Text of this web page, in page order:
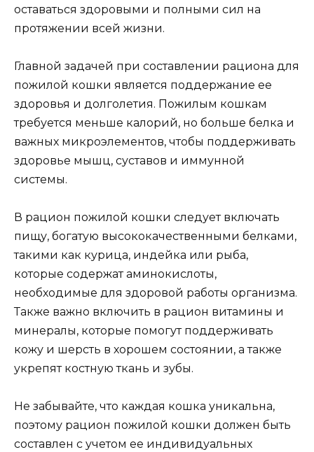
оставаться здоровыми и полными сил на
протяжении всей жизни.
Главной задачей при составлении рациона для
пожилой кошки является поддержание ее
здоровья и долголетия. Пожилым кошкам
требуется меньше калорий, но больше белка и
важных микроэлементов, чтобы поддерживать
здоровье мышц, суставов и иммунной
системы.
В рацион пожилой кошки следует включать
пищу, богатую высококачественными белками,
такими как курица, индейка или рыба,
которые содержат аминокислоты,
необходимые для здоровой работы организма.
Также важно включить в рацион витамины и
минералы, которые помогут поддерживать
кожу и шерсть в хорошем состоянии, а также
укрепят костную ткань и зубы.
Не забывайте, что каждая кошка уникальна,
поэтому рацион пожилой кошки должен быть
составлен с учетом ее индивидуальных